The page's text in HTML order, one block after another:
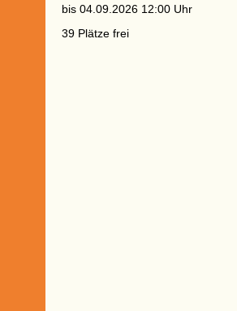
bis 04.09.2026 12:00 Uhr
39 Plätze frei